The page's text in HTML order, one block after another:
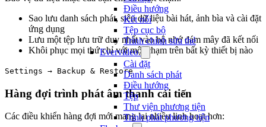
Điều hướng
Kết nối
Tệp cục bộ
Trình chỉnh sửa thẻ
Evervideo
Cài đặt
Danh sách phát
Điều hướng
Tệp
Thư viện phương tiện
Trình phát phương tiện
Sao lưu danh sách phát, siêu dữ liệu bài hát, ảnh bìa và cài đặt
ứng dụng
Lưu một tệp lưu trữ duy nhất vào bộ nhớ đám mây đã kết nối
Khôi phục mọi thứ chỉ với một chạm trên bất kỳ thiết bị nào
Settings → Backup & Restore
Hàng đợi trình phát âm thanh cải tiến
Các điều khiển hàng đợi mới mang lại nhiều linh hoạt hơn: